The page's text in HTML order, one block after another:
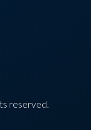
reserved.